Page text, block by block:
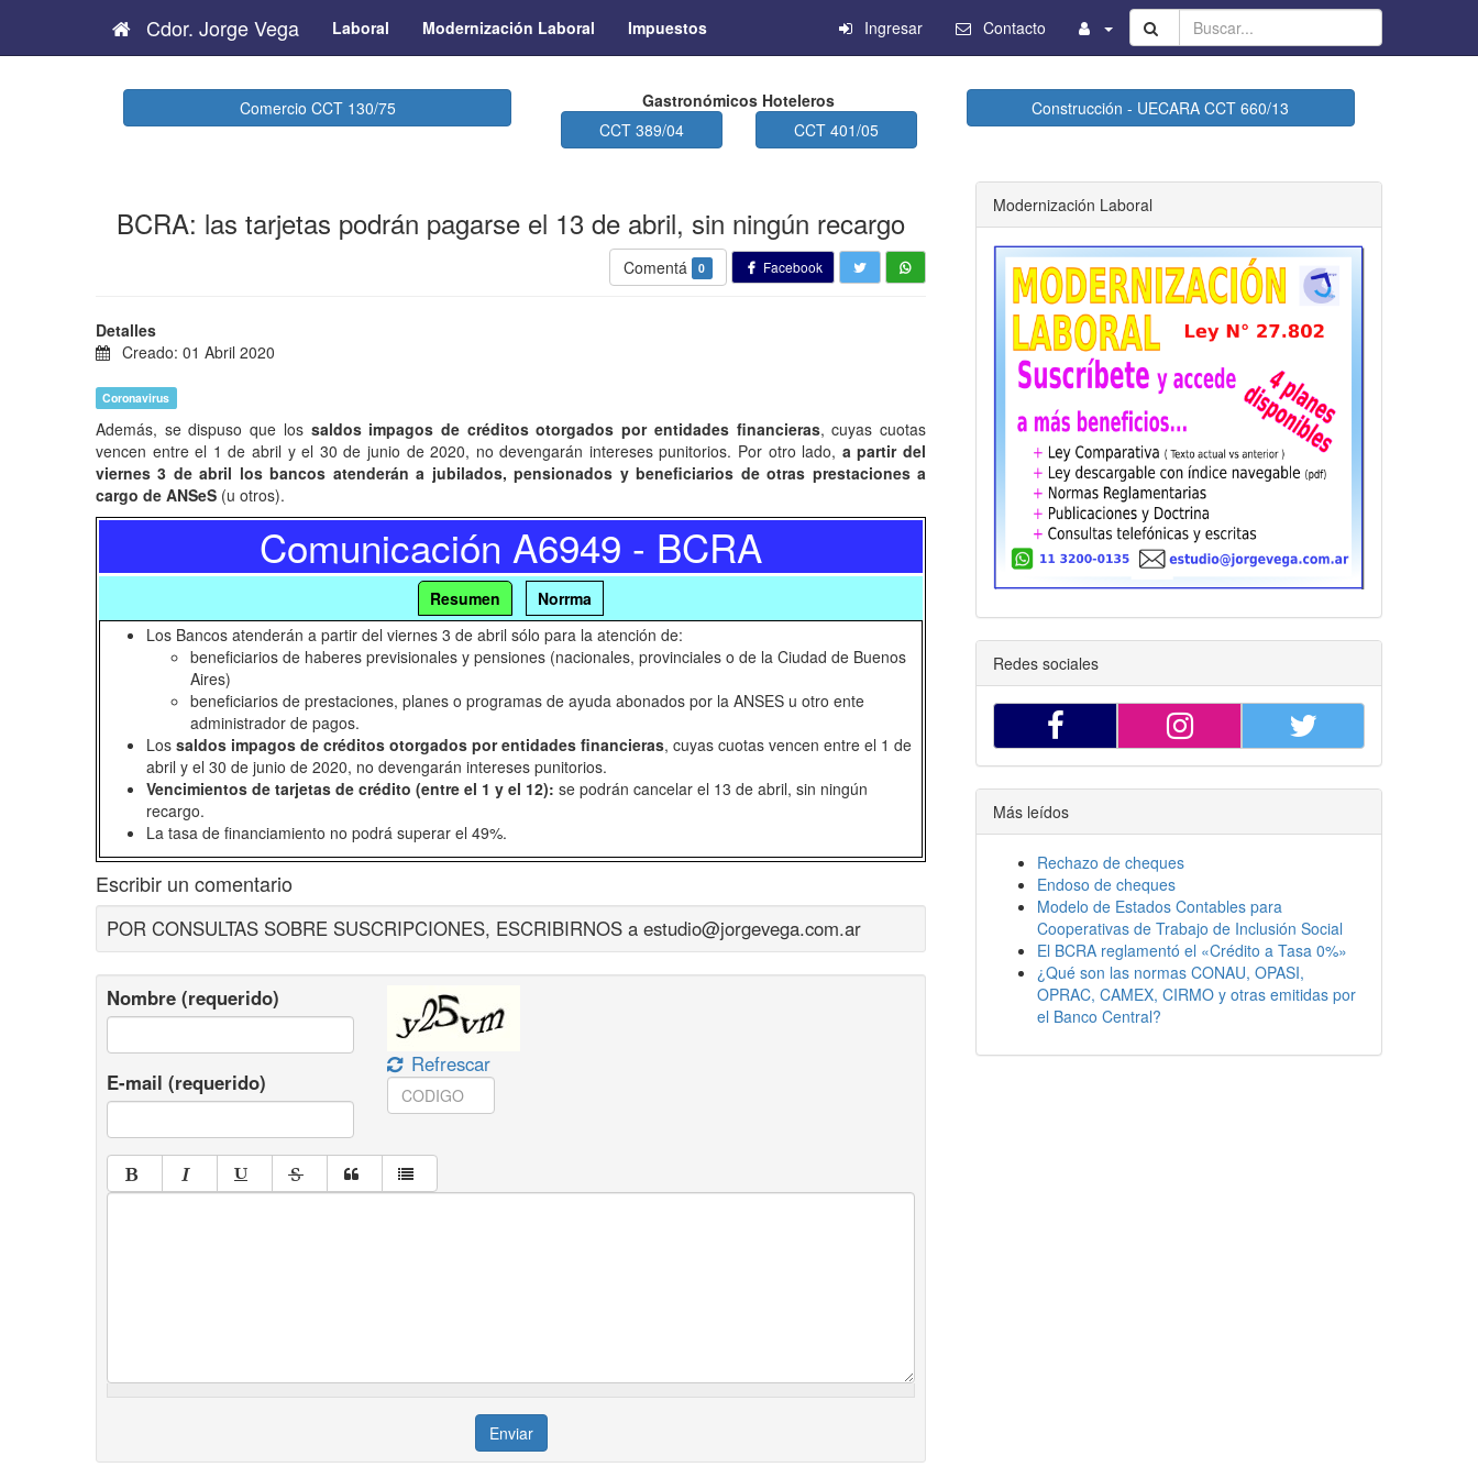
Cdor. Jorge Vega Laboral Modernización Laboral Impuestos Buscar...
Ingresar Contacto
Comercio CCT 130/75
Gastronómicos Hoteleros
CCT 389/04
CCT 401/05
Construcción - UECARA CCT 660/13
BCRA: las tarjetas podrán pagarse el 13 de abril, sin ningún recargo
Comentá 0 Facebook
Detalles
Creado: 01 Abril 2020
Coronavirus
Además, se dispuso que los saldos impagos de créditos otorgados por entidades financieras, cuyas cuotas
vencen entre el 1 de abril y el 30 de junio de 2020, no devengarán intereses punitorios. Por otro lado, a partir del
viernes 3 de abril los bancos atenderán a jubilados, pensionados y beneficiarios de otras prestaciones a
cargo de ANSeS (u otros).
Comunicación A6949 - BCRA
Resumen
Norrma
Los Bancos atenderán a partir del viernes 3 de abril sólo para la atención de:
beneficiarios de haberes previsionales y pensiones (nacionales, provinciales o de la Ciudad de Buenos
Aires)
beneficiarios de prestaciones, planes o programas de ayuda abonados por la ANSES u otro ente
administrador de pagos.
Lossaldos impagos de créditos otorgados por entidades financieras, cuyas cuotas vencen entre el 1 de
abril y el 30 de junio de 2020, no devengarán intereses punitorios.
Vencimientos de tarjetas de crédito (entre el 1 y el 12): se podrán cancelar el 13 de abril, sin ningún
recargo.
La tasa de financiamiento no podrá superar el 49%.
Escribir un comentario
POR CONSULTAS SOBRE SUSCRIPCIONES, ESCRIBIRNOS a estudio@jorgevega.com.ar
Nombre (requerido)
E-mail (requerido)
Refrescar
Enviar
Modernización Laboral
Redes sociales
Más leídos
Rechazo de cheques
Endoso de cheques
Modelo de Estados Contables para
Cooperativas de Trabajo de Inclusión Social
El BCRA reglamentó el «Crédito a Tasa 0%»
¿Qué son las normas CONAU, OPASI,
OPRAC, CAMEX, CIRMO y otras emitidas por
el Banco Central?